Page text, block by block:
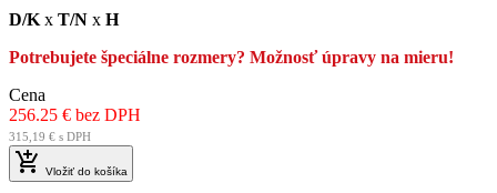
D/K x T/N x H
Potrebujete špeciálne rozmery? Možnosť úpravy na mieru!
Cena
256.25 € bez DPH
315,19 € s DPH
 Vložiť do košíka